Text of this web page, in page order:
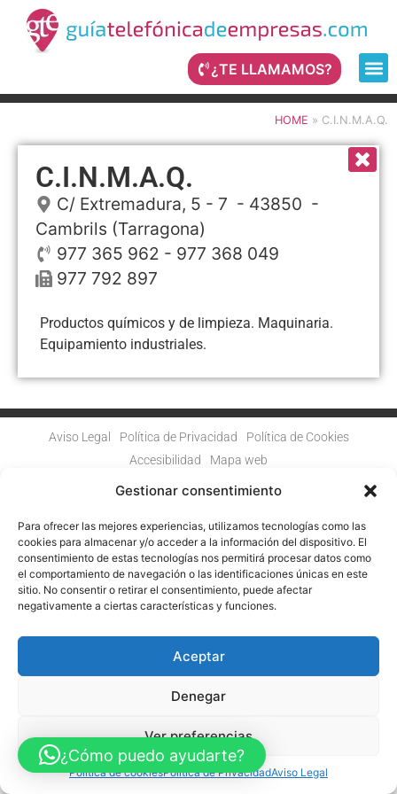
Gestionar consentimiento
Para ofrecer las mejores experiencias, utilizamos tecnologías como las
cookies para almacenar y/o acceder a la información del dispositivo. El
consentimiento de estas tecnologías nos permitirá procesar datos como
el comportamiento de navegación o las identificaciones únicas en este
sitio. No consentir o retirar el consentimiento, puede afectar
negativamente a ciertas características y funciones.
Aceptar
Denegar
Ver preferencias
Política de cookiesPolítica de PrivacidadAviso Legal
¿TE LLAMAMOS?
HOME » C.I.N.M.A.Q.
C.I.N.M.A.Q.
C/ Extremadura, 5 - 7 - 43850 -
Cambrils (Tarragona)
977 365 962 - 977 368 049
977 792 897
Productos químicos y de limpieza. Maquinaria.
Equipamiento industriales.
Aviso Legal Política de Privacidad
Política de Cookies
Accesibilidad
Mapa web
DIGITAL POR LOS FONDOS NEXT GENERATION (EU) DEL
MECANISMO DE RECUPERACIÓN Y RESILENCIA
© Guia Telefónica de Empresas – Todos los derechos reservados.
¿Cómo puedo ayudarte?